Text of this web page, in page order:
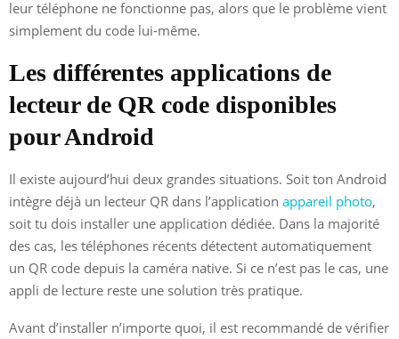
leur téléphone ne fonctionne pas, alors que le problème vient
simplement du code lui-même.
Les différentes applications de
lecteur de QR code disponibles
pour Android
Il existe aujourd’hui deux grandes situations. Soit ton Android
intègre déjà un lecteur QR dans l’application appareil photo,
soit tu dois installer une application dédiée. Dans la majorité
des cas, les téléphones récents détectent automatiquement
un QR code depuis la caméra native. Si ce n’est pas le cas, une
appli de lecture reste une solution très pratique.
Avant d’installer n’importe quoi, il est recommandé de vérifier